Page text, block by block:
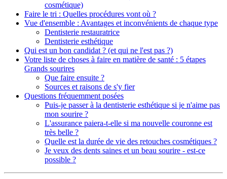
cosmétique)
Faire le tri : Quelles procédures vont où ?
Vue d'ensemble : Avantages et inconvénients de chaque type
Dentisterie restauratrice
Dentisterie esthétique
Qui est un bon candidat ? (et qui ne l'est pas ?)
Votre liste de choses à faire en matière de santé : 5 étapes
Grands sourires
Que faire ensuite ?
Sources et raisons de s'y fier
Questions fréquemment posées
Puis-je passer à la dentisterie esthétique si je n'aime pas
mon sourire ?
L'assurance paiera-t-elle si ma nouvelle couronne est
très belle ?
Quelle est la durée de vie des retouches cosmétiques ?
Je veux des dents saines et un beau sourire - est-ce
possible ?